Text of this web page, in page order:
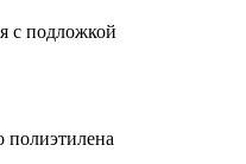
с подложкой
полиэтилена